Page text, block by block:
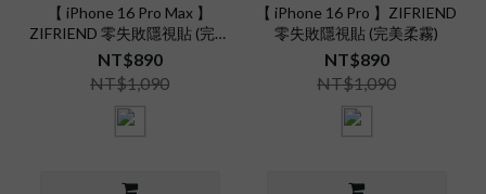
【 iPhone 16 Pro Max 】
ZIFRIEND 零失敗隱視貼 (完美
柔霧)
NT$890
NT$1,090
【 iPhone 16 Pro 】ZIFRIEND
零失敗隱視貼 (完美柔霧)
NT$890
NT$1,090